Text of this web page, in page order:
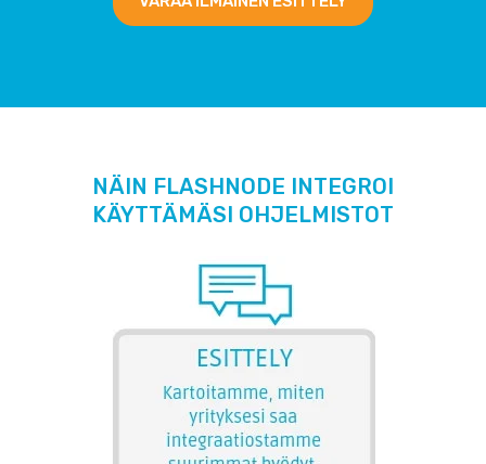
NÄIN FLASHNODE INTEGROI
KÄYTTÄMÄSI OHJELMISTOT